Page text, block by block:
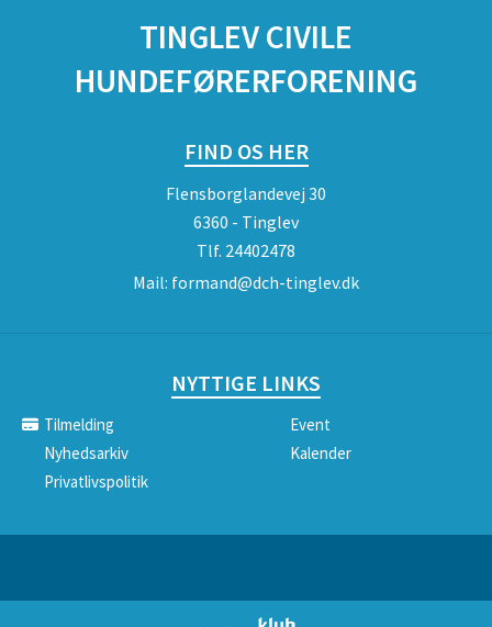
TINGLEV CIVILE
HUNDEFØRERFORENING
FIND OS HER
Flensborglandevej 30
6360 - Tinglev
Tlf. 24402478
Mail: formand@dch-tinglev.dk
NYTTIGE LINKS
Tilmelding
Event
Nyhedsarkiv
Kalender
Privatlivspolitik